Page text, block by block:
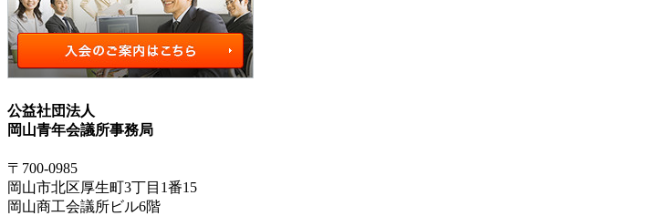
公益社団法人
岡山青年会議所事務局
〒700-0985
岡山市北区厚生町3丁目1番15
岡山商工会議所ビル6階